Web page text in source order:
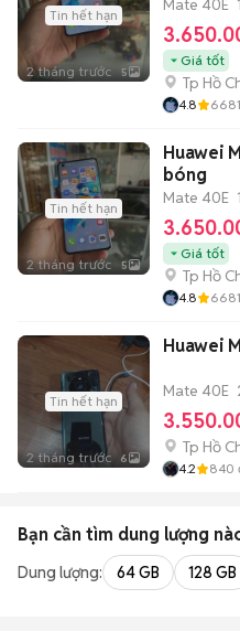
Tin hết hạn
2 tháng trước 5
Mate 40E
Giá tốt
Tp Hồ
4.8 6681
Tin hết hạn
2 tháng trước 5
Huawei
bóng
Mate 40E
Giá tốt
Tp Hồ
4.8 6681
Tin hết hạn
2 tháng trước 6
Huawei
Mate 40E
Tp Hồ
4.2 840
Bạn cần tìm dung lượng
Dung lượng: 64 GB 128 GB